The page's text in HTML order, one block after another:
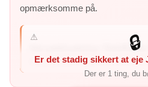
opmærksomme på.
⚠️
Høj gældssætning: Debt/Equity
nettogælden svarer til 0,8 års
🔒
Er det stadig sikkert at eje
Der er 1 ting, du